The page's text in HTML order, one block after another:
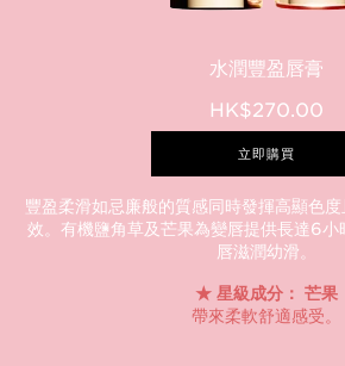
水潤豐盈唇膏
HK$270.00
立即購買
豐盈柔滑如忌廉般的質感同時發揮高顯色
效。有機鹽角草及芒果為變唇提供長達6小
唇滋潤幼滑。
星級成分： 芒果
帶來柔軟舒適感受。